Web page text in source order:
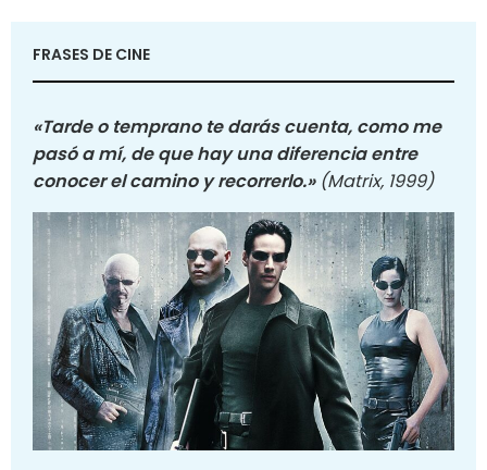
FRASES DE CINE
«Tarde o temprano te darás cuenta, como me
pasó a mí, de que hay una diferencia entre
conocer el camino y recorrerlo.» (Matrix, 1999)